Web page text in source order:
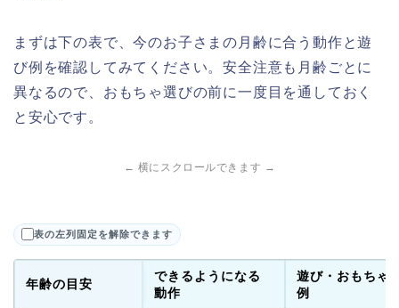
まずは下の表で、今のお子さまの月齢に合う動作と遊
び例を確認してみてください。安全注意も月齢ごとに
異なるので、おもちゃ選びの前に一度目を通しておく
と安心です。
← 横にスクロールできます →
表の左列固定を解除できます
年齢の目安
できるようになる
動作
遊び・おもちゃ
例